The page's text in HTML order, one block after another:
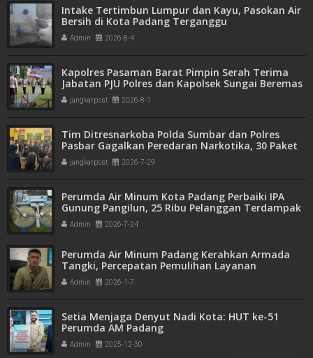
Intake Tertimbun Lumpur dan Kayu, Pasokan Air
Bersih di Kota Padang Terganggu
Admin 2026-8-4
Kapolres Pasaman Barat Pimpin Serah Terima
Jabatan PJU Polres dan Kapolsek Sungai Beremas
jangkarpost 2026-8-1
Tim Ditresnarkoba Polda Sumbar dan Polres
Pasbar Gagalkan Peredaran Narkotika, 30 Paket
Ganja Kering Siap Edar Disita
jangkarpost 2026-7-29
Perumda Air Minum Kota Padang Perbaiki IPA
Gunung Pangilun, 25 Ribu Pelanggan Terdampak
Penyesuaian
Admin 2026-7-24
Perumda Air Minum Padang Kerahkan Armada
Tangki, Percepatan Pemulihan Layanan
Pascabanjir dan Longsor Terus Diupayakan
Admin 2026-1-7
Setia Menjaga Denyut Nadi Kota: HUT ke-51
Perumda AM Padang
Admin 2025-12-30